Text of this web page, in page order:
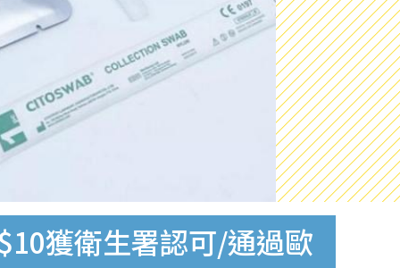
獲衛生署認可/通過歐